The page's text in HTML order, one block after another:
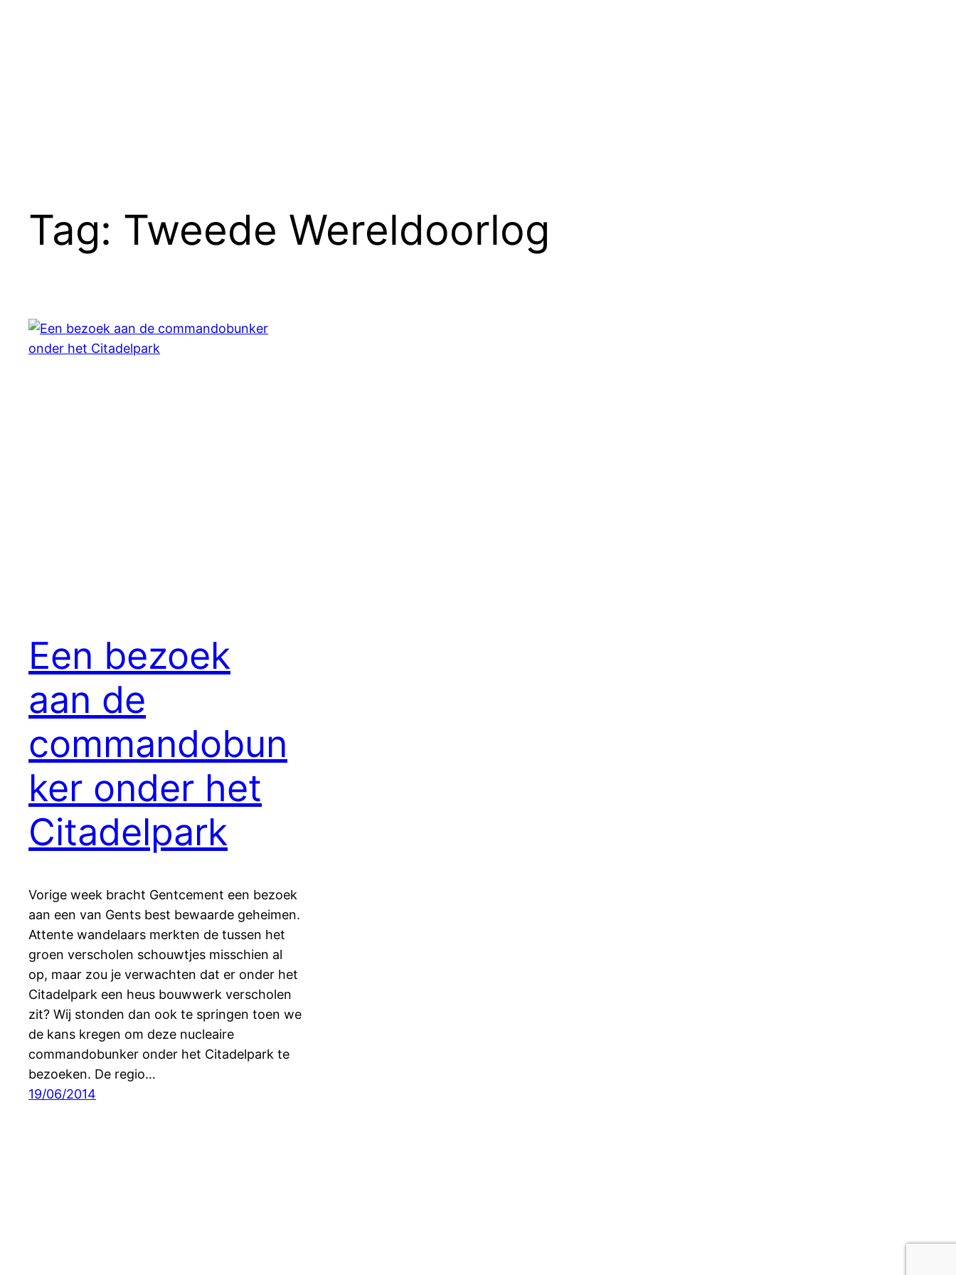
Tag: Tweede Wereldoorlog
Een bezoek
aan de
commandobun
ker onder het
Citadelpark
Vorige week bracht Gentcement een bezoek
aan een van Gents best bewaarde geheimen.
Attente wandelaars merkten de tussen het
groen verscholen schouwtjes misschien al
op, maar zou je verwachten dat er onder het
Citadelpark een heus bouwwerk verscholen
zit? Wij stonden dan ook te springen toen we
de kans kregen om deze nucleaire
commandobunker onder het Citadelpark te
bezoeken. De regio…
19/06/2014